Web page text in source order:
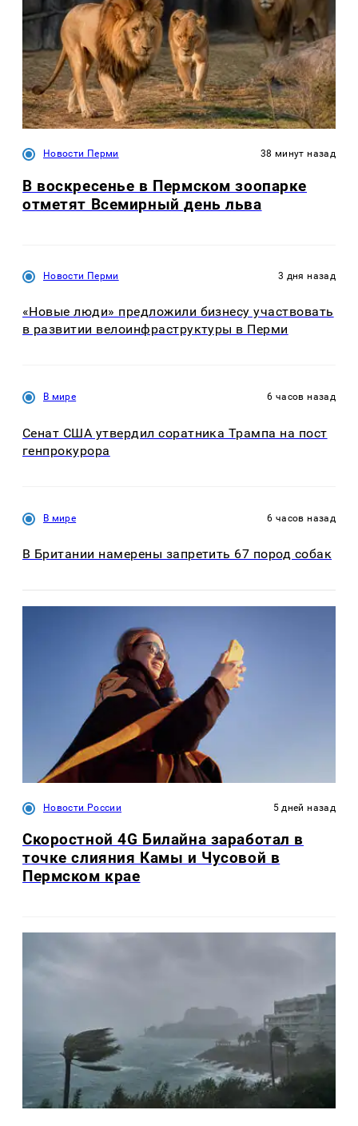
Новости Перми 38 минут назад
В воскресенье в Пермском зоопарке
отметят Всемирный день льва
Новости Перми 3 дня назад
«Новые люди» предложили бизнесу участвовать
в развитии велоинфраструктуры в Перми
В мире 6 часов назад
Сенат США утвердил соратника Трампа на пост
генпрокурора
В мире 6 часов назад
В Британии намерены запретить 67 пород собак
Новости России 5 дней назад
Скоростной 4G Билайна заработал в
точке слияния Камы и Чусовой в
Пермском крае